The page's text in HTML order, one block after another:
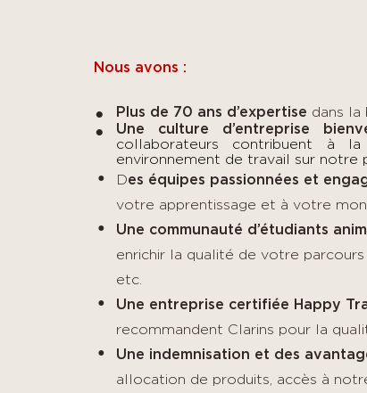
Nous avons :
Plus de 70 ans d’expertise dans la
Une culture d’entreprise
collaborateurs contribuent à
environnement de travail sur notre
Des équipes passionnées et
votre apprentissage et à votre
Une communauté d’étudiants
enrichir la qualité de votre parcours
etc.
Une entreprise certifiée Happy
recommandent Clarins pour la
Une indemnisation et des
allocation de produits, accès à